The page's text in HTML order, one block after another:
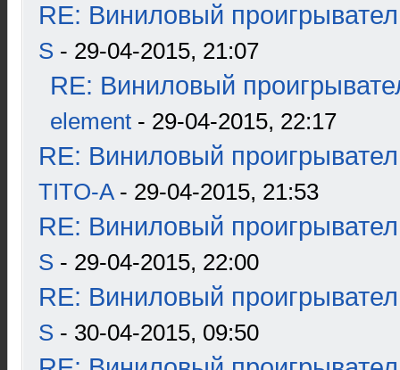
RE: Виниловый
S - 29-04-2015, 21:07
RE: Виниловый
element - 29-04-2015, 22:17
RE: Виниловый
TITO-A- 29-04-2015, 21:53
RE: Виниловый
S - 29-04-2015, 22:00
RE: Виниловый
S - 30-04-2015, 09:50